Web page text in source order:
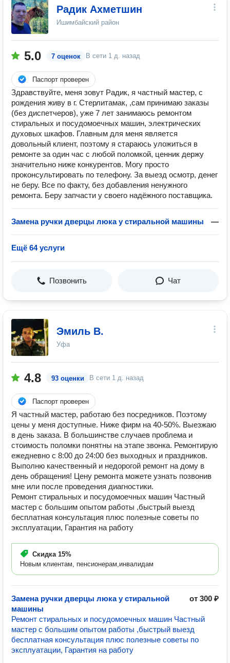
Радик Ахметшин
Ишимбайский район
5.0 7 оценок В сети 1 д. назад
Паспорт проверен
Здравствуйте, меня зовут Радик, я частный мастер, с
рождения живу в г. Стерлитамак, ,сам принимаю заказы
(без диспетчеров), уже 7 лет занимаюсь ремонтом
стиральных и посудомоечных машин, электрических
духовых шкафов. Главным для меня является
довольный клиент, поэтому я стараюсь уложиться в
ремонте за один час с любой поломкой, ценник держу
значительно ниже конкурентов. Могу просто
проконсультировать по телефону. За выезд осмотр, денег
не беру. Все по факту, без добавления ненужного
ремонта. Беру запчасти у своего надёжного поставщика.
Замена ручки дверцы люка у стиральной машины —
Ещё 64 услуги
Позвонить Чат
Эмиль В.
Уфа
4.8 93 оценки В сети 1 д. назад
Паспорт проверен
Я частный мастер, работаю без посредников. Поэтому
цены у меня доступные. Ниже фирм на 40-50%. Выезжаю
в день заказа. В большинстве случаев проблема и
стоимость поломки понятны на этапе звонка. Ремонтирую
ежедневно с 8:00 до 24:00 без выходных и праздников.
Выполню качественный и недорогой ремонт на дому в
день обращения! Цену ремонта можете узнать позвонив
мне или после проведения диагностики.
Ремонт стиральных и посудомоечных машин Частный
мастер с большим опытом работы ,быстрый выезд
бесплатная консультация плюс полезные советы по
эксплуатации, Гарантия на работу
Скидка 15%
Новым клиентам, пенсионерам,инвалидам
Замена ручки дверцы люка у стиральной
машины
от 300 ₽
Ремонт стиральных и посудомоечных машин Частный
мастер с большим опытом работы ,быстрый выезд
бесплатная консультация плюс полезные советы по
эксплуатации, Гарантия на работу